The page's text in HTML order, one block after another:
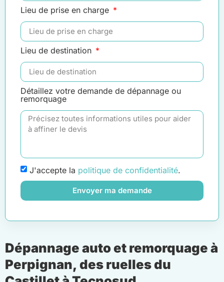
Lieu de prise en charge
Lieu de destination
Détaillez votre demande de dépannage ou
remorquage
J'accepte la politique de confidentialité.
Envoyer ma demande
Dépannage auto et remorquage à
Perpignan, des ruelles du